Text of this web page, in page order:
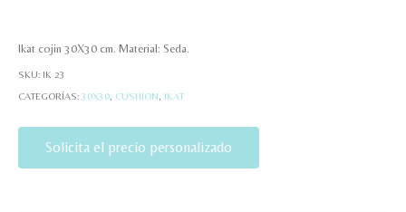
Ikat cojin 30X30 cm. Material: Seda.
SKU: IK 23
CATEGORÍAS: 30X30 CUSHION IKAT
Solicita el precio personalizado